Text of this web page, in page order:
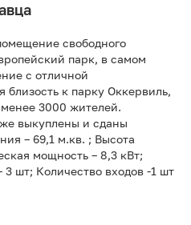
свободного
парк, в самом
с отличной
близость к парку Оккервиль,
3000 жителей.
выкуплены и сданы
– 69,1 м.кв. ; Высота
мощность – 8,3 кВт;
3 шт; Количество входов -1 шт